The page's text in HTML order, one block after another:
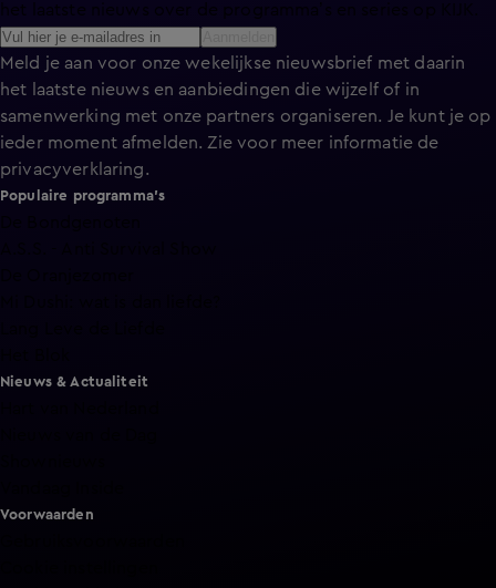
het laatste nieuws over de programma’s en series op KIJK.
Meld je aan voor onze wekelijkse nieuwsbrief met daarin
het laatste nieuws en aanbiedingen die wijzelf of in
samenwerking met onze partners organiseren. Je kunt je op
ieder moment afmelden. Zie voor meer informatie de
privacyverklaring.
Populaire programma's
Nieuws & Actualiteit
Voorwaarden